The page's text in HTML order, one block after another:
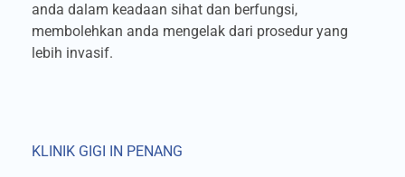
anda dalam keadaan sihat dan berfungsi,
membolehkan anda mengelak dari prosedur yang
lebih invasif.
KLINIK GIGI IN PENANG